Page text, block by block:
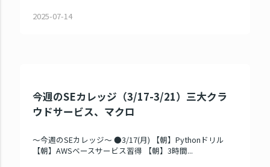
2025-07-14
今週のSEカレッジ（3/17-3/21）三大クラ
ウドサービス、マクロ
～今週のSEカレッジ～ ●3/17(月) 【朝】Pythonドリル
【朝】AWSベースサービス習得 【朝】3時間...